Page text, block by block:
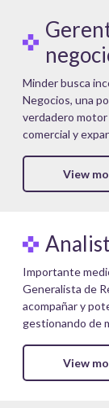
Minder busca
Negocios, una
verdadero
comercial y
View
Importante
Generalista de
acompañar y
gestionando de
View